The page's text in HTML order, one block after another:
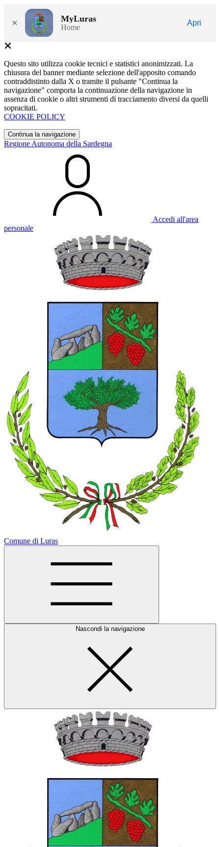
× MyLuras
Home
Apri
Questo sito utilizza cookie tecnici e statistici anonimizzati. La
chiusura del banner mediante selezione dell'apposito comando
contraddistinto dalla X o tramite il pulsante "Continua la
navigazione" comporta la continuazione della navigazione in
assenza di cookie o altri strumenti di tracciamento diversi da quelli
sopracitati.
COOKIE POLICY
Continua la navigazione
Regione Autonoma della Sardegna
Accedi all'area
personale
Comune di Luras
Nascondi la navigazione